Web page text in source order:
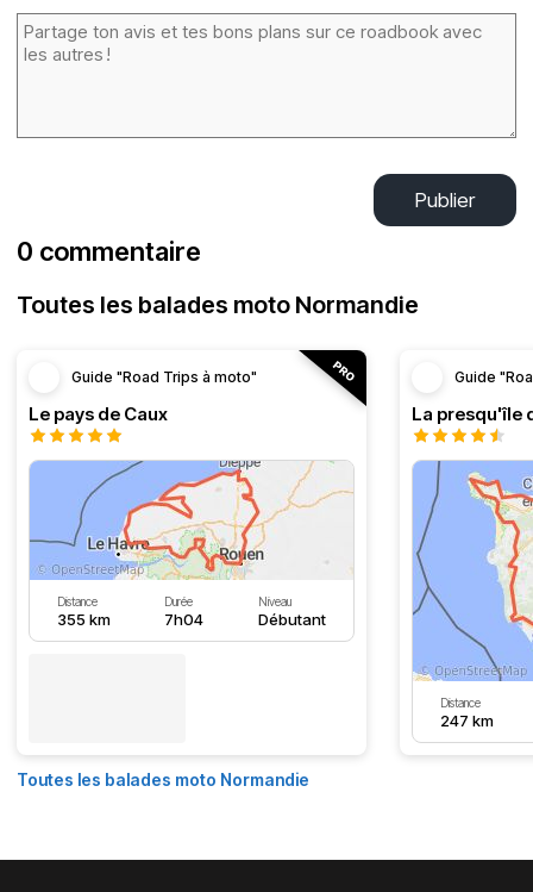
Publier
0 commentaire
Toutes les balades moto Normandie
Guide "Road Trips à moto"
Le pays de Caux
Distance
355 km
Durée
7h04
Niveau
Débutant
Guide
La presqu'île
Distance
247 km
Toutes les balades moto Normandie